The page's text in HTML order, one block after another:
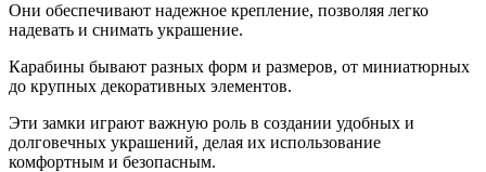
Они обеспечивают надежное крепление, позволяя легко
надевать и снимать украшение.
Карабины бывают разных форм и размеров, от миниатюрных
до крупных декоративных элементов.
Эти замки играют важную роль в создании удобных и
долговечных украшений, делая их использование
комфортным и безопасным.